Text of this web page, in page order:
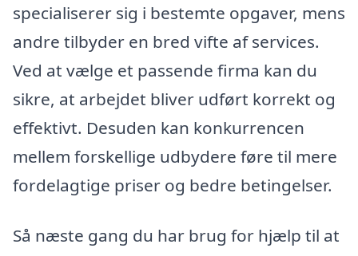
specialiserer sig i bestemte opgaver, mens
andre tilbyder en bred vifte af services.
Ved at vælge et passende firma kan du
sikre, at arbejdet bliver udført korrekt og
effektivt. Desuden kan konkurrencen
mellem forskellige udbydere føre til mere
fordelagtige priser og bedre betingelser.
Så næste gang du har brug for hjælp til at